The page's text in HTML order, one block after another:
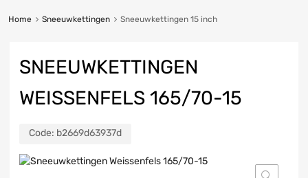
Home Sneeuwkettingen Sneeuwkettingen 15 inch
SNEEUWKETTINGEN
WEISSENFELS 165/70-15
Code: b2669d63937d